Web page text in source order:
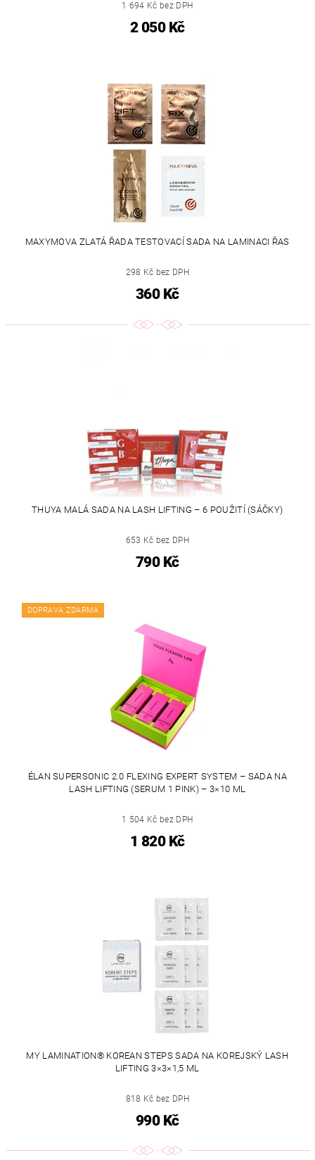
1 694 Kč bez DPH
2 050 Kč
MAXYMOVA ZLATÁ ŘADA TESTOVACÍ SADA NA LAMINACI ŘAS
298 Kč bez DPH
360 Kč
THUYA MALÁ SADA NA LASH LIFTING – 6 POUŽITÍ (SÁČKY)
653 Kč bez DPH
790 Kč
DOPRAVA ZDARMA
ÉLAN SUPERSONIC 2.0 FLEXING EXPERT SYSTEM – SADA NA
LASH LIFTING (SERUM 1 PINK) – 3×10 ML
1 504 Kč bez DPH
1 820 Kč
MY LAMINATION® KOREAN STEPS SADA NA KOREJSKÝ LASH
LIFTING 3×3×1,5 ML
818 Kč bez DPH
990 Kč